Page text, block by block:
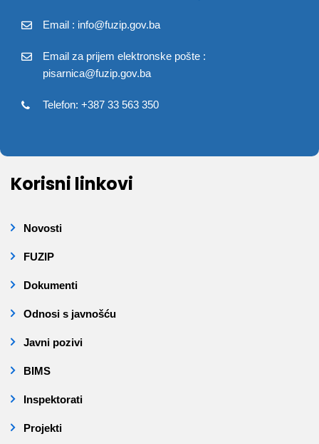
Email : info@fuzip.gov.ba
Email za prijem elektronske pošte :
pisarnica@fuzip.gov.ba
Telefon: +387 33 563 350
Korisni linkovi
Novosti
FUZIP
Dokumenti
Odnosi s javnošću
Javni pozivi
BIMS
Inspektorati
Projekti